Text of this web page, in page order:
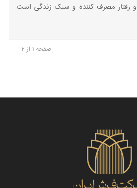
و رفتار مصرف کننده و سبک زندگی است
صفحه 1 از 2